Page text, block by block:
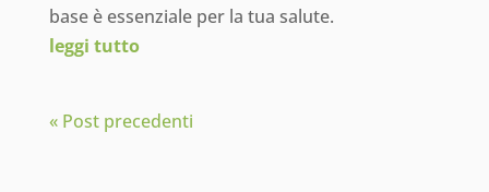
base è essenziale per la tua salute.
leggi tutto
« Post precedenti